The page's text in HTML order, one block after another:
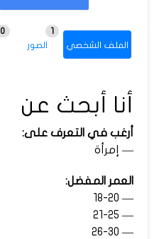
الملف الشخصي الصور
0
أنا أبحث عن
أرغب في التعرف على:
— إمرأة
العمر المفضل:
— 18-20
— 21-25
— 26-30